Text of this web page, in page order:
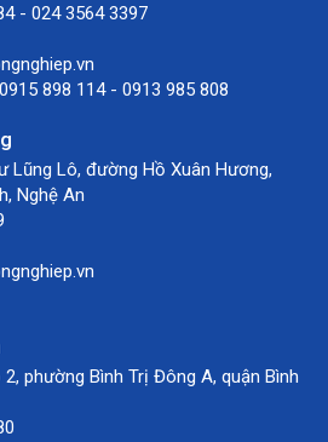
- 024 3564 3397
898 114 - 0913 985 808
Lũng Lô, đường Hồ Xuân Hương,
Nghệ An
phường Bình Trị Đông A, quận Bình